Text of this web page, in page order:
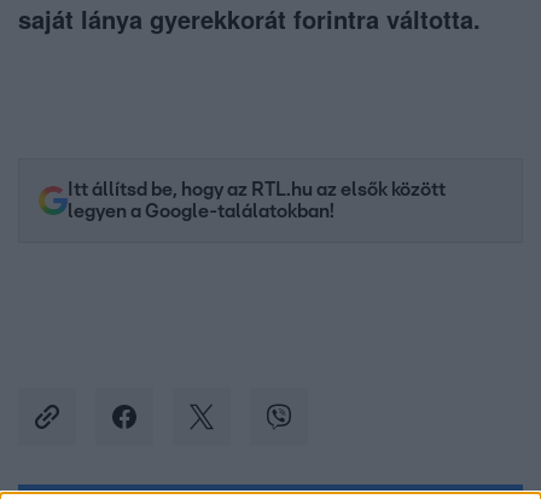
saját lánya gyerekkorát forintra váltotta.
Itt állítsd be, hogy az RTL.hu az elsők között
legyen a Google-találatokban!